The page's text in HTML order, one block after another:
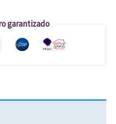
garantizado